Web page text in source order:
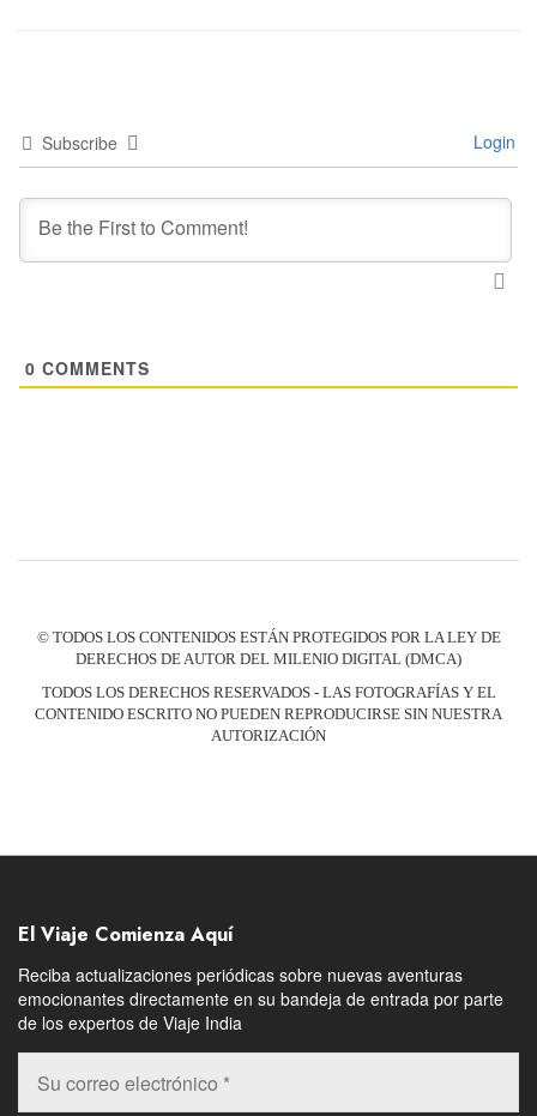
Subscribe Login
0 COMMENTS
© TODOS LOS CONTENIDOS ESTÁN PROTEGIDOS POR LA LEY DE
DERECHOS DE AUTOR DEL MILENIO DIGITAL (DMCA)
TODOS LOS DERECHOS RESERVADOS - LAS FOTOGRAFÍAS Y EL
CONTENIDO ESCRITO NO PUEDEN REPRODUCIRSE SIN NUESTRA
AUTORIZACIÓN
El Viaje Comienza Aquí
Reciba actualizaciones periódicas sobre nuevas aventuras
emocionantes directamente en su bandeja de entrada por parte
de los expertos de Viaje India